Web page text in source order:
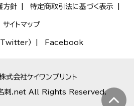
方針 特定商取引法に基づく表示
サイトマップ
Twitter） Facebook
式会社ケイワンプリント
刺.net All Rights Reserved.